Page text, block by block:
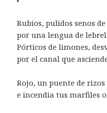
Rubios, pulidos senos
por una lengua de
Pórticos de limones,
por el canal que
Rojo, un puente de
e incendia tus marfiles